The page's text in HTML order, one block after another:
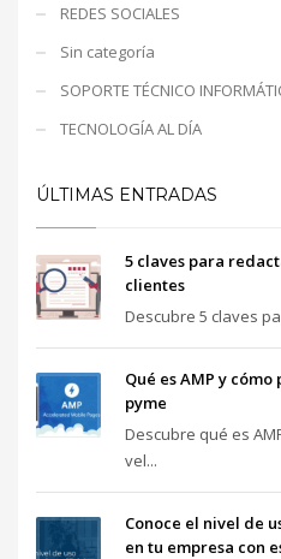
REDES SOCIALES
Sin categoría
SOPORTE TÉCNICO
TECNOLOGÍA AL DÍA
ÚLTIMAS ENTRADAS
5 claves para
clientes
Descubre 5 claves
Qué es AMP y
pyme
Descubre qué es
vel...
Conoce el nivel de
en tu empresa con